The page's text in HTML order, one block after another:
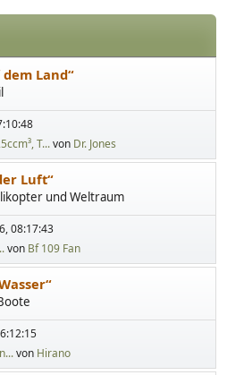
Land“
T...von Dr. Jones
Luft“
und Weltraum
08:17:43
von Bf 109 Fan
von Hirano